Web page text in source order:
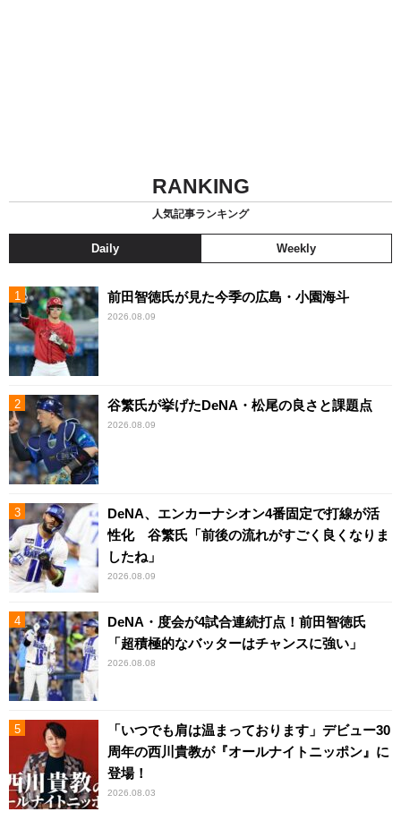
RANKING
人気記事ランキング
Daily Weekly
前田智徳氏が見た今季の広島・小園海斗
2026.08.09
谷繁氏が挙げたDeNA・松尾の良さと課題点
2026.08.09
DeNA、エンカーナシオン4番固定で打線が活
性化 谷繁氏「前後の流れがすごく良くなりま
したね」
2026.08.09
DeNA・度会が4試合連続打点！前田智徳氏
「超積極的なバッターはチャンスに強い」
2026.08.08
「いつでも肩は温まっております」デビュー30
周年の西川貴教が『オールナイトニッポン』に
登場！
2026.08.03